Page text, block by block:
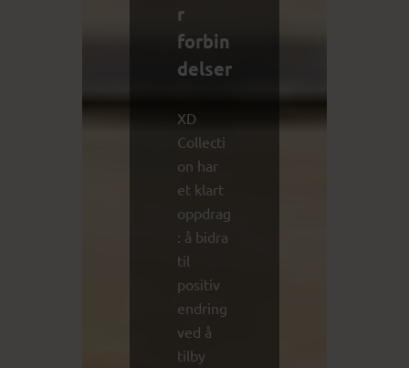
r
forbin
delser
XD
Collecti
on har
et klart
oppdrag
: å bidra
til
positiv
endring
ved å
tilby